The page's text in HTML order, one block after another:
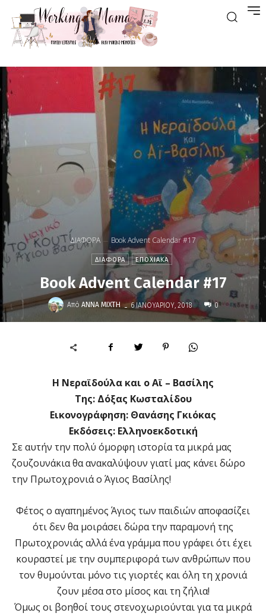
ΔΙΑΦΟΡΑ Book Advent Calendar #17
ΔΙΑΦΟΡΑ ΕΠΟΧΙΑΚΑ
Book Advent Calendar #17
Από ΆΝΝΑ ΜΊΧΤΗ - 6 ΙΑΝΟΥΑΡΊΟΥ, 2018 0
Η Νεραϊδούλα και ο Αϊ – Βασίλης
Της: Δόξας Κωσταλίδου
Εικονογράφηση: Θανάσης Γκιόκας
Εκδόσεις: Ελληνοεκδοτική
Σε αυτήν την πολύ όμορφη ιστορία τα μικρά μας
ζουζουνάκια θα ανακαλύψουν γιατί μας κάνει δώρο
την Πρωτοχρονιά ο Άγιος Βασίλης!
Φέτος ο αγαπημένος Άγιος των παιδιών αποφασίζει
ότι δεν θα μοιράσει δώρα την παραμονή της
Πρωτοχρονιάς αλλά ένα γράμμα που γράφει ότι έχει
κουραστεί με την συμπεριφορά των ανθρώπων που
τον θυμούνται μόνο τις γιορτές και όλη τη χρονιά
ζουν μέσα στο μίσος και τη ζήλια!
Όμως οι βοηθοί τους στενοχωριούνται για τα μικρά